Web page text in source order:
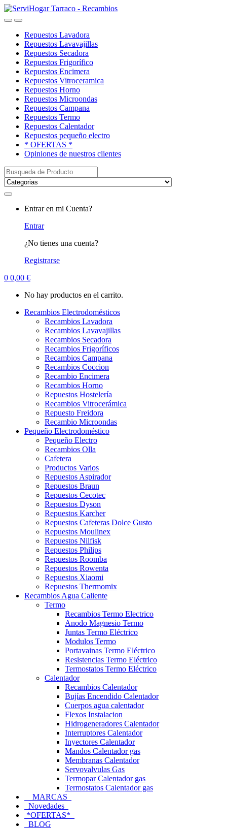
Saltar
a
saltar
al
OpenClose
Repuestos Lavadora
Repuestos Lavavajillas
Repuestos Secadora
Repuestos Frigorífico
Repuestos Encimera
Repuestos Vitroceramica
Repuestos Horno
Repuestos Microondas
Repuestos Campana
Repuestos Termo
Repuestos Calentador
Repuestos pequeño electro
* OFERTAS *
Opiniones de nuestros clientes
Buscar:
Entrar en mi Cuenta?
Entrar
¿No tienes una cuenta?
Registrarse
0 0,00 €
No hay productos en el carrito.
Recambios Electrodomésticos
Recambios Lavadora
Recambios Lavavajillas
Recambios Secadora
Recambios Frigoríficos
Recambios Campana
Recambios Coccion
Recambio Encimera
Recambios Horno
Repuestos Hostelería
Recambios Vitrocerámica
Repuesto Freidora
Recambio Microondas
Pequeño Electrodoméstico
Pequeño Electro
Recambios Olla
Cafetera
Productos Varios
Repuestos Aspirador
Repuestos Braun
Repuestos Cecotec
Repuestos Dyson
Repuestos Karcher
Repuestos Cafeteras Dolce Gusto
Repuestos Moulinex
Repuestos Nilfisk
Repuestos Philips
Repuestos Roomba
Repuestos Rowenta
Repuestos Xiaomi
Repuestos Thermomix
Recambios Agua Caliente
Termo
Recambios Termo Electrico
Anodo Magnesio Termo
Juntas Termo Eléctrico
Modulos Termo
Portavainas Termo Eléctrico
Resistencias Termo Eléctrico
Termostatos Termo Eléctrico
Calentador
Recambios Calentador
Bujías Encendido Calentador
Cuerpos agua calentador
Flexos Instalacion
Hidrogeneradores Calentador
Interruptores Calentador
Inyectores Calentador
Mandos Calentador gas
Membranas Calentador
Servovalvulas Gas
Termopar Calentador gas
Termostatos Calentador gas
MARCAS
Novedades
*OFERTAS*
BLOG